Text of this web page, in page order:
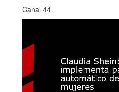
Canal 44